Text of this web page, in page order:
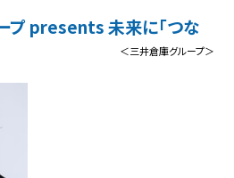
プ presents 未来に「つな
＜三井倉庫グループ＞